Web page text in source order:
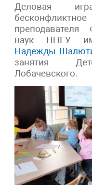
Деловая
преподавателя
наук ННГУ
Надежды
занятия
Лобачевского.